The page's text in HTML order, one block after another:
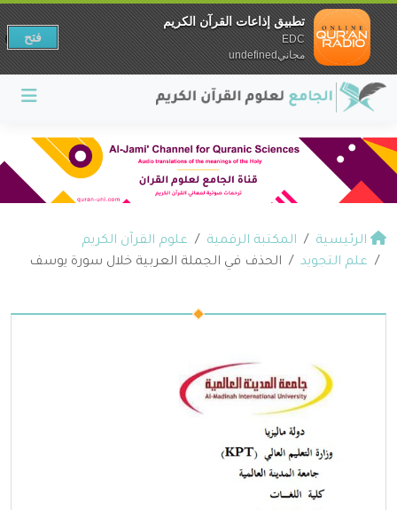
الرئيسية المكتبة الرقمية
علوم القرآن الكريم
علم التجويد
الحذف في الجملة العربية خلال سورة يوسف
تطبيق إذاعات القرآن الكريم
EDC
مجانيundefined
فتح